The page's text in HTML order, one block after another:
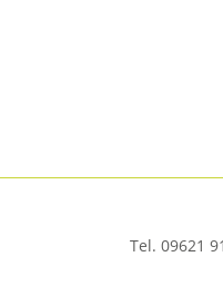
Tel. 09621